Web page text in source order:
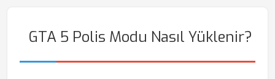
GTA 5 Polis Modu Nasıl Yüklenir?